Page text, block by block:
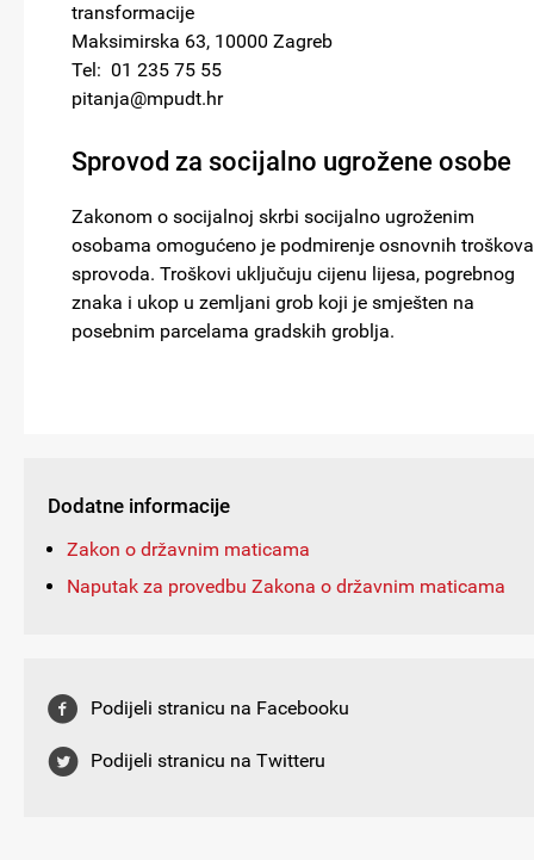
transformacije
Maksimirska 63, 10000 Zagreb
Tel: 01 235 75 55
pitanja@mpudt.hr
Sprovod za socijalno ugrožene osobe
Zakonom o socijalnoj skrbi socijalno ugroženim
osobama omogućeno je podmirenje osnovnih troškova
sprovoda. Troškovi uključuju cijenu lijesa, pogrebnog
znaka i ukop u zemljani grob koji je smješten na
posebnim parcelama gradskih groblja.
Dodatne informacije
Zakon o državnim maticama
Naputak za provedbu Zakona o državnim maticama
Podijeli stranicu na Facebooku
Podijeli stranicu na Twitteru